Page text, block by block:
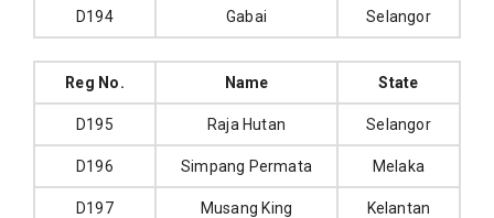
D194 Gabai Selangor
Reg No. Name State
D195 Raja Hutan Selangor
D196 Simpang Permata Melaka
D197 Musang King Kelantan